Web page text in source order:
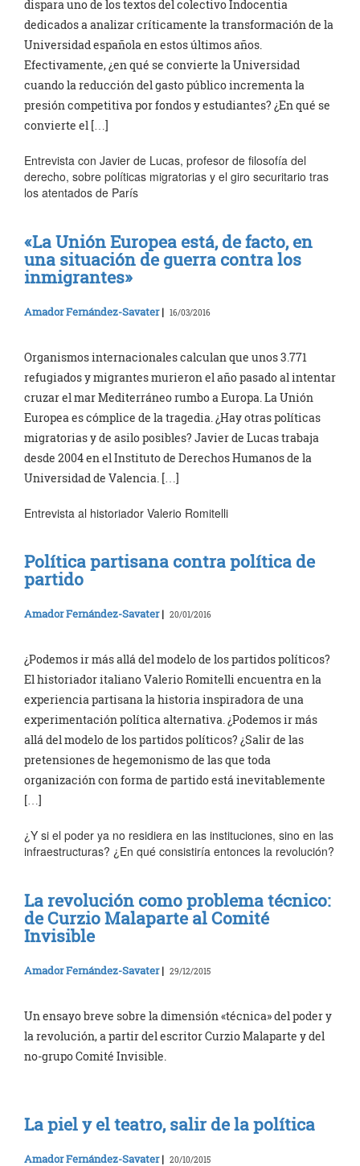
dispara uno de los textos del colectivo Indocentia
dedicados a analizar críticamente la transformación de la
Universidad española en estos últimos años.
Efectivamente, ¿en qué se convierte la Universidad
cuando la reducción del gasto público incrementa la
presión competitiva por fondos y estudiantes? ¿En qué se
convierte el […]
Entrevista con Javier de Lucas, profesor de filosofía del
derecho, sobre políticas migratorias y el giro securitario tras
los atentados de París
«La Unión Europea está, de facto, en
una situación de guerra contra los
inmigrantes»
Amador Fernández-Savater| 16/03/2016
Organismos internacionales calculan que unos 3.771
refugiados y migrantes murieron el año pasado al intentar
cruzar el mar Mediterráneo rumbo a Europa. La Unión
Europea es cómplice de la tragedia. ¿Hay otras políticas
migratorias y de asilo posibles? Javier de Lucas trabaja
desde 2004 en el Instituto de Derechos Humanos de la
Universidad de Valencia. […]
Entrevista al historiador Valerio Romitelli
Política partisana contra política de
partido
Amador Fernández-Savater| 20/01/2016
¿Podemos ir más allá del modelo de los partidos políticos?
El historiador italiano Valerio Romitelli encuentra en la
experiencia partisana la historia inspiradora de una
experimentación política alternativa. ¿Podemos ir más
allá del modelo de los partidos políticos? ¿Salir de las
pretensiones de hegemonismo de las que toda
organización con forma de partido está inevitablemente
[…]
¿Y si el poder ya no residiera en las instituciones, sino en las
infraestructuras? ¿En qué consistiría entonces la revolución?
La revolución como problema técnico:
de Curzio Malaparte al Comité
Invisible
Amador Fernández-Savater| 29/12/2015
Un ensayo breve sobre la dimensión «técnica» del poder y
la revolución, a partir del escritor Curzio Malaparte y del
no-grupo Comité Invisible.
La piel y el teatro, salir de la política
Amador Fernández-Savater| 20/10/2015